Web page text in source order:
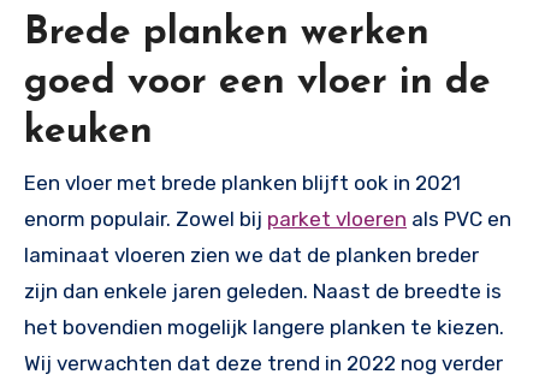
Brede planken werken
goed voor een vloer in de
keuken
Een vloer met brede planken blijft ook in 2021
enorm populair. Zowel bij parket vloeren als PVC en
laminaat vloeren zien we dat de planken breder
zijn dan enkele jaren geleden. Naast de breedte is
het bovendien mogelijk langere planken te kiezen.
Wij verwachten dat deze trend in 2022 nog verder